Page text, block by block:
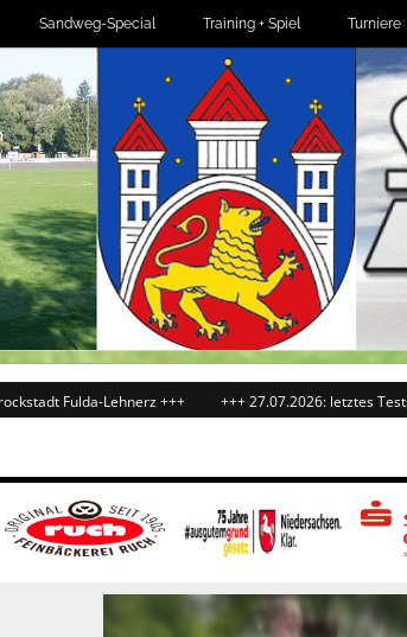
Sandweg-Special Training + Spiel Turniere
Lehnerz +++ +++ 27.07.2026: letztes Testspiel: 1.